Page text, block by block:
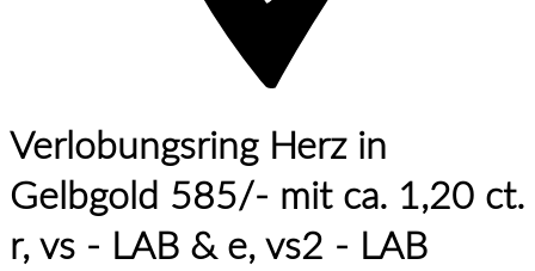
Verlobungsring Herz in
Gelbgold 585/- mit ca. 1,20 ct.
r, vs - LAB & e, vs2 - LAB